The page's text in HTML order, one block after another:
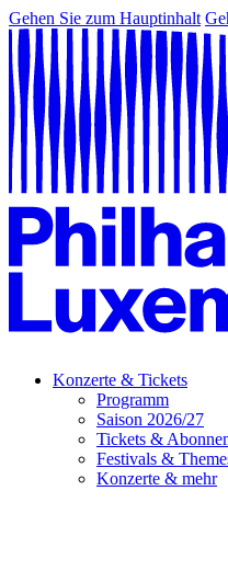
Gehen Sie zum Hauptinhalt
Konzerte & Tickets
Programm
Saison 2026/27
Tickets &
Festivals &
Konzerte & mehr